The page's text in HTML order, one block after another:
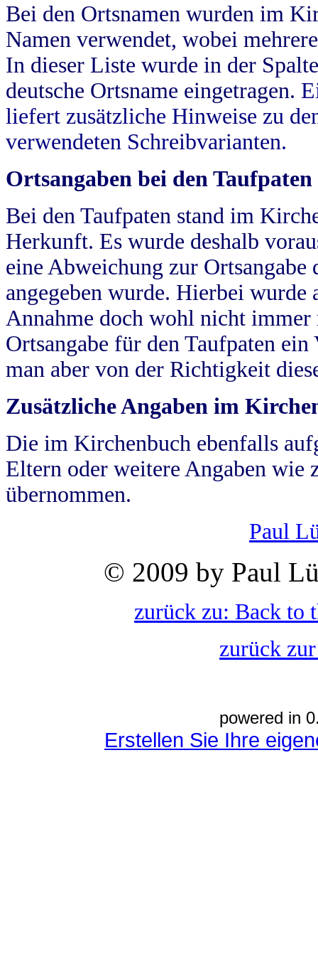
Bei den Ortsnamen wurden im
Namen verwendet, wobei
In dieser Liste wurde in der
deutsche Ortsname eingetragen.
liefert zusätzliche Hinweise zu
verwendeten Schreibvarianten.
Ortsangaben bei den Taufpaten
Bei den Taufpaten stand im
Herkunft. Es wurde deshalb
eine Abweichung zur
angegeben wurde. Hierbei wurde
Annahme doch wohl nicht
Ortsangabe für den Taufpaten
man aber von der Richtigkeit
Zusätzliche Angaben im
Die im Kirchenbuch ebenfalls
Eltern oder weitere Angaben wie
übernommen.
Paul
© 2009 by Paul
zurück zu: Back to
zurück
powered in
Erstellen Sie Ihre